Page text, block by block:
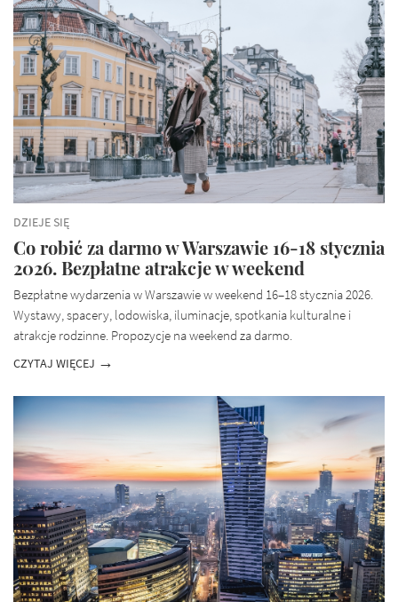
DZIEJE SIĘ
Co robić za darmo w Warszawie 16-18 stycznia
2026. Bezpłatne atrakcje w weekend
Bezpłatne wydarzenia w Warszawie w weekend 16–18 stycznia 2026.
Wystawy, spacery, lodowiska, iluminacje, spotkania kulturalne i
atrakcje rodzinne. Propozycje na weekend za darmo.
CZYTAJ WIĘCEJ